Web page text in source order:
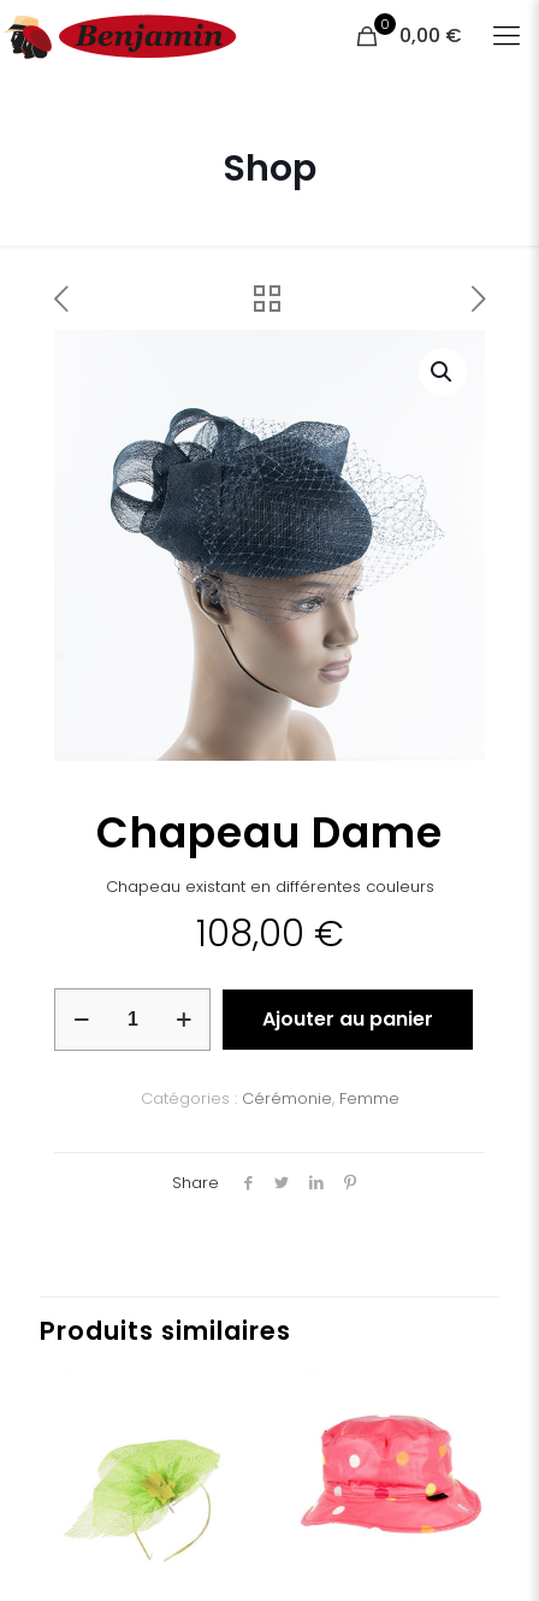
0 0,00 €
Shop
Chapeau Dame
Chapeau existant en différentes couleurs
108,00 €
Chapeau
Ajouter au panier
Catégories : Cérémonie, Femme
Share
Produits similaires